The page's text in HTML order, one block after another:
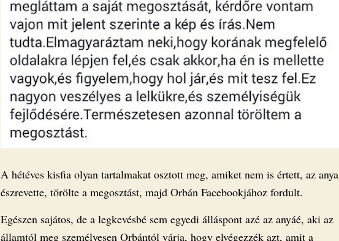
A hétéves kisfia olyan tartalmakat osztott meg, amiket nem is értett, az anya
észrevette, törölte a megosztást, majd Orbán Facebookjához fordult.
Egészen sajátos, de a legkevésbé sem egyedi álláspont azé az anyáé, aki az
államtól meg személyesen Orbántól várja, hogy elvégezzék azt, amit a